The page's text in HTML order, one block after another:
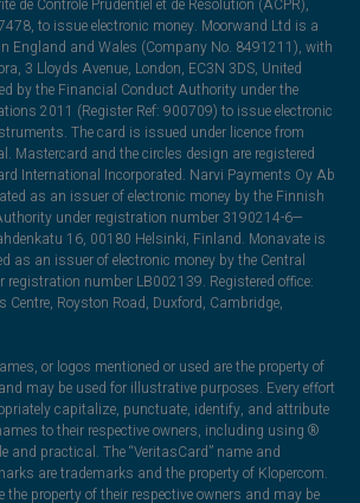
de Contrôle Prudentiel et de Résolution (ACPR),
to issue electronic money. Moorwand Ltd is a
England and Wales (Company No. 8491211), with
3 Lloyds Avenue, London, EC3N 3DS, United
by the Financial Conduct Authority under the
2011 (Register Ref: 900709) to issue electronic
The card is issued under licence from
Mastercard and the circles design are registered
International Incorporated. Narvi Payments Oy Ab
as an issuer of electronic money by the Finnish
under registration number 3190214-6—
16, 00180 Helsinki, Finland. Monavate is
as an issuer of electronic money by the Central
number LB002139. Registered office:
Centre, Royston Road, Duxford, Cambridge,
or logos mentioned or used are the property of
may be used for illustrative purposes. Every effort
capitalize, punctuate, identify, and attribute
to their respective owners, including using ®
and practical. The “VeritasCard” name and
are trademarks and the property of Klopercom.
property of their respective owners and may be